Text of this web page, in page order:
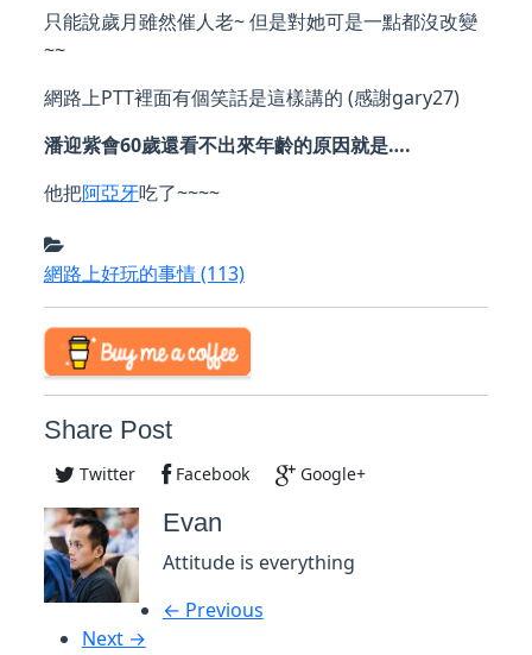
只能說歲月雖然催人老~ 但是對她可是一點都沒改變
~~
網路上PTT裡面有個笑話是這樣講的 (感謝gary27)
潘迎紫會60歲還看不出來年齡的原因就是….
他把阿亞牙吃了~~~~
網路上好玩的事情(113)
Share Post
Twitter Facebook Google+
Evan
Attitude is everything
← Previous
Next →